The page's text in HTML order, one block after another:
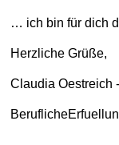
… ich bin für dich
Herzliche Grüße,
Claudia Oestreich